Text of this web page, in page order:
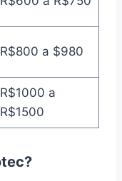
R$800 a $980
R$1000 a
R$1500